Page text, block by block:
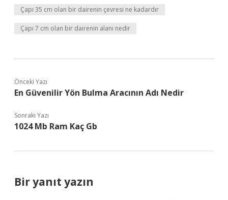
Çapı 35 cm olan bir dairenin çevresi ne kadardır
Çapı 7 cm olan bir dairenin alanı nedir
Önceki Yazı
En Güvenilir Yön Bulma Aracının Adı Nedir
Sonraki Yazı
1024 Mb Ram Kaç Gb
Bir yanıt yazın